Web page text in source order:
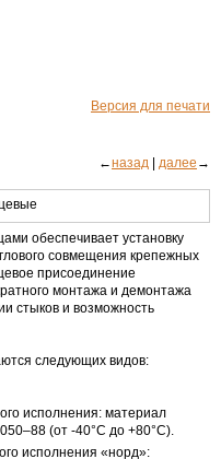
Версия для печати
←назад | далее →
обеспечивает установку
совмещения крепежных
присоединение
монтажа и демонтажа
стыков и возможность
следующих видов:
исполнения: материал
(от -40°С до +80°С).
исполнения «норд»: